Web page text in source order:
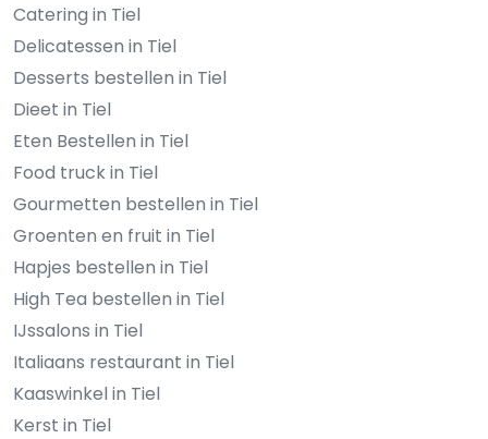
Catering in Tiel
Delicatessen in Tiel
Desserts bestellen in Tiel
Dieet in Tiel
Eten Bestellen in Tiel
Food truck in Tiel
Gourmetten bestellen in Tiel
Groenten en fruit in Tiel
Hapjes bestellen in Tiel
High Tea bestellen in Tiel
IJssalons in Tiel
Italiaans restaurant in Tiel
Kaaswinkel in Tiel
Kerst in Tiel